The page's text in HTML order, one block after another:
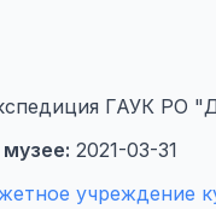
ГАУК РО
2021-03-31
учреждение